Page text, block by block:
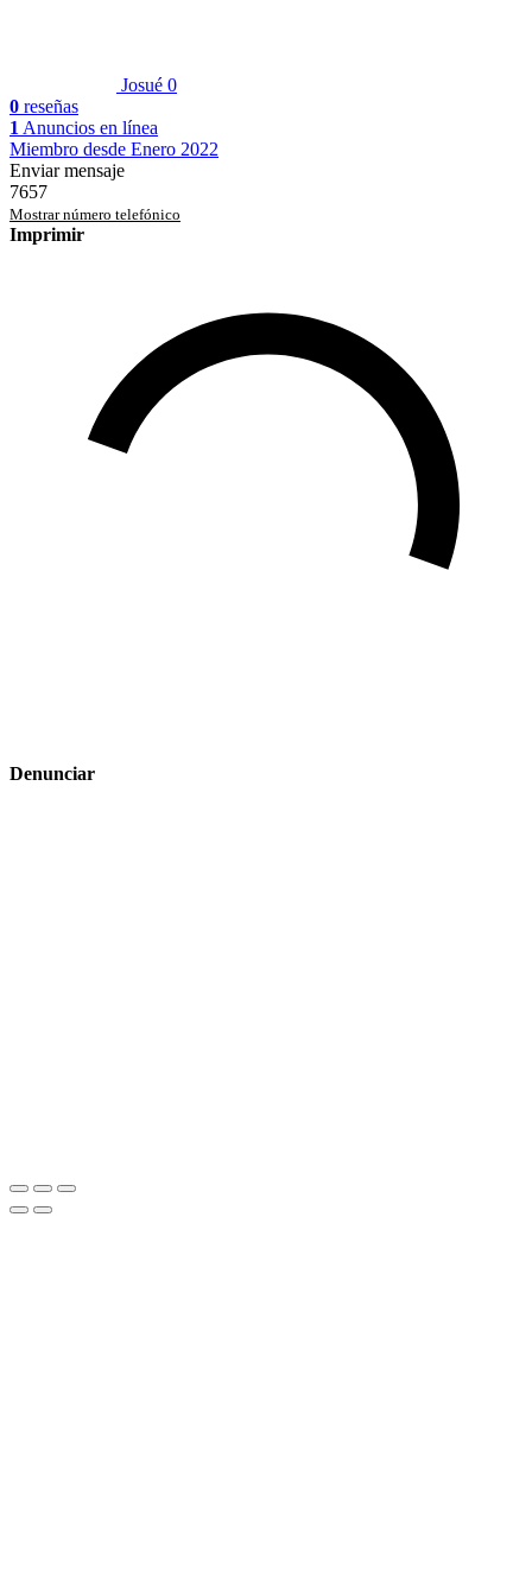
Josué 0
0 reseñas
1 Anuncios en línea
Miembro desde Enero 2022
Enviar mensaje
7657
Mostrar número telefónico
Imprimir
Denunciar